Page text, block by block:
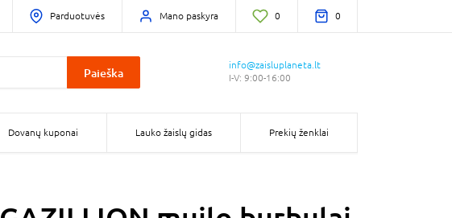
Parduotuvės Mano paskyra 0 0
Paieška
info@zaisluplaneta.lt
I-V: 9:00-16:00
Dovanų kuponai Lauko žaislų gidas Prekių ženklai